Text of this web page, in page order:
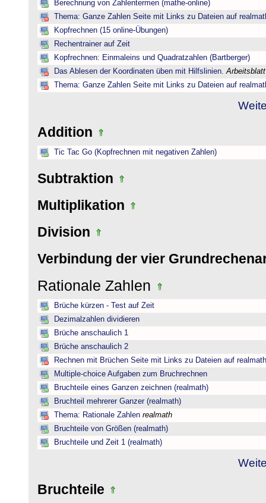
Berechnung von Zahlentermen (mathe-online)
Thema: Ganze Zahlen Seite mit Links zu Dateien auf
Kopfrechnen (15 online-Übungen)
Rechentrainer auf Zeit
Kopfrechnen: Einmaleins und Quadratzahlen (Bartberger)
Das Ablesen der Koordinaten üben mit Hilfslinien.
Thema: Ganze Zahlen Seite mit Links zu Dateien auf
Addition
Tic Tac Go (Kopfrechnen mit negativen Zahlen)
Subtraktion
Multiplikation
Division
Verbindung der vier
Rationale Zahlen
Brüche kürzen - Test auf Zeit
Dezimalzahlen dividieren
Brüche anschaulich 1
Brüche anschaulich 2
Rechnen mit Brüchen Seite mit Links zu Dateien auf
Multiple-choice Aufgaben zum Bruchrechnen
Bruchteile eines Ganzen zeichnen (realmath)
Bruchteil mehrerer Ganzer (realmath)
Thema: Rationale Zahlen realmath
Bruchteile von Größen (realmath)
Bruchteile und Zeit 1 (realmath)
Bruchteile